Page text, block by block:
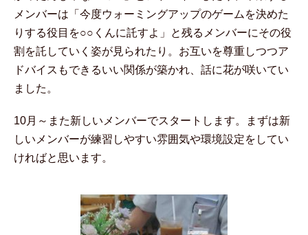
メンバーは「今度ウォーミングアップのゲームを決めた
りする役目を○○くんに託すよ」と残るメンバーにその役
割を託していく姿が見られたり。お互いを尊重しつつア
ドバイスもできるいい関係が築かれ、話に花が咲いてい
ました。
10月～また新しいメンバーでスタートします。まずは新
しいメンバーが練習しやすい雰囲気や環境設定をしてい
ければと思います。